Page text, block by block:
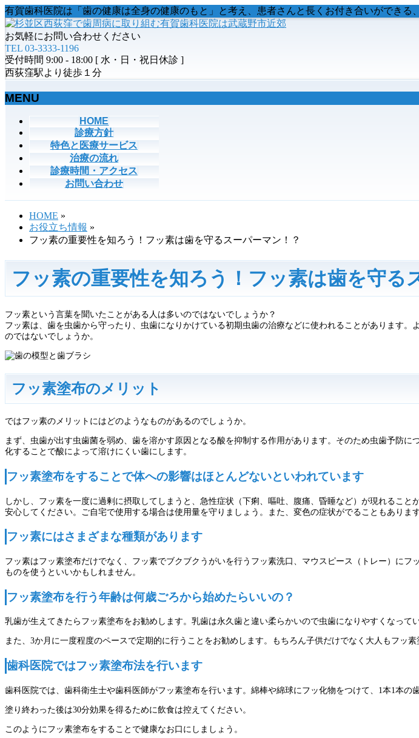
有賀歯科医院は「歯の健康は全身の健康のもと」と考え、患者さんと長くお付き合いができる
お気軽にお問い合わせください
TEL 03-3333-1196
受付時間 9:00 - 18:00 [ 水・日・祝日休診 ]
西荻窪駅より徒歩１分
MENU
ば
HOME
診療方針
特色と医療サービス
治療の流れ
診療時間・アクセス
お問い合わせ
HOME »
お役立ち情報 »
フッ素の重要性を知ろう！フッ素は歯を守るスーパーマン！？
フッ素の重要性を知ろう！フッ素は歯を守る
フッ素という言葉を聞いたことがある人は多いのではないでしょうか？
フッ素は、歯を虫歯から守ったり、虫歯になりかけている初期虫歯の治療などに使われることがあります
のではないでしょうか。
フッ素塗布のメリット
ではフッ素のメリットにはどのようなものがあるのでしょうか。
まず、虫歯が出す虫歯菌を弱め、歯を溶かす原因となる酸を抑制する作用があります。そのため虫歯予防
化することで酸によって溶けにくい歯にします。
フッ素塗布をすることで体への影響はほとんどないといわれています
しかし、フッ素を一度に過剰に摂取してしまうと、急性症状（下痢、嘔吐、腹痛、昏睡など）が現れるこ
安心してください。ご自宅で使用する場合は使用量を守りましょう。また、変色の症状がでることもありま
フッ素にはさまざまな種類があります
フッ素はフッ素塗布だけでなく、フッ素でブクブクうがいを行うフッ素洗口、マウスピース（トレー）に
ものを使うといいかもしれません。
フッ素塗布を行う年齢は何歳ごろから始めたらいいの？
乳歯が生えてきたらフッ素塗布をお勧めします。乳歯は永久歯と違い柔らかいので虫歯になりやすくなって
また、3か月に一度程度のペースで定期的に行うことをお勧めします。もちろん子供だけでなく大人もフッ素
歯科医院ではフッ素塗布法を行います
歯科医院では、歯科衛生士や歯科医師がフッ素塗布を行います。綿棒や綿球にフッ化物をつけて、1本1本の
塗り終わった後は30分効果を得るために飲食は控えてください。
このようにフッ素塗布をすることで健康なお口にしましょう。